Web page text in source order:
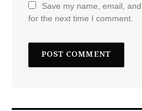
Save my name, email,
for the next time I comment.